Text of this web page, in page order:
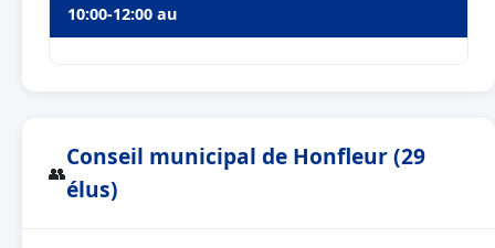
10:00-12:00 au
👥
Conseil municipal de Honfleur (29
élus)